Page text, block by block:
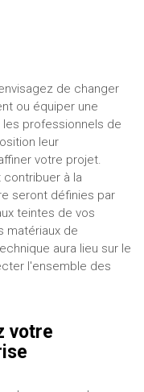
de changer
ou équiper une
professionnels de
leur
votre projet.
à la
seront définies par
teintes de vos
matériaux de
aura lieu sur le
l'ensemble des
votre